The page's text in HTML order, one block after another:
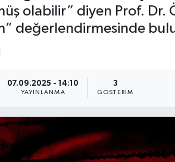
olabilir” diyen Prof.
değerlendirmesinde
07.09.2025 - 14:10
YAYINLANMA
3
GÖSTERIM